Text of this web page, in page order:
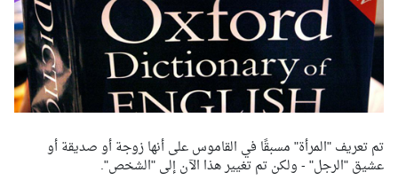
تم تعريف "المرأة" مسبقًا في القاموس على أنها زوجة أو صديقة أو
عشيق "الرجل" - ولكن تم تغيير هذا الآن إلى "الشخص".